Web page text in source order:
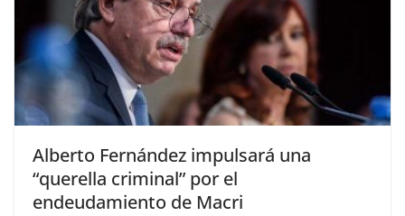
Alberto Fernández impulsará una
“querella criminal” por el
endeudamiento de Macri